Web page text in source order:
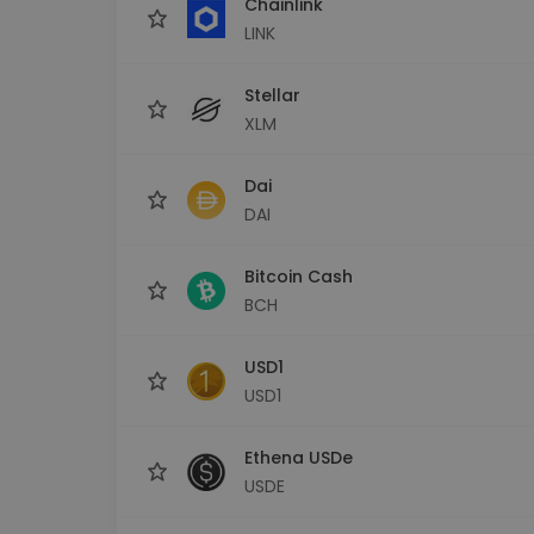
LINK
Stellar
XLM
Dai
DAI
Bitcoin Cash
BCH
USD1
USD1
Ethena USDe
USDE